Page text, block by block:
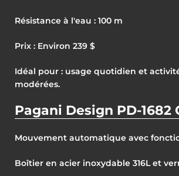
Résistance à l'eau : 100 m
Prix : Environ 239 $
Idéal pour : usage quotidien et
modérées.
Pagani Design PD-1682
Mouvement automatique avec
Boîtier en acier inoxydable 316L et